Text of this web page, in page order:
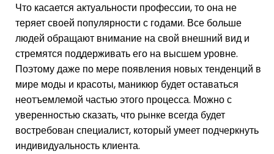
Что касается актуальности профессии, то она не
теряет своей популярности с годами. Все больше
людей обращают внимание на свой внешний вид и
стремятся поддерживать его на высшем уровне.
Поэтому даже по мере появления новых тенденций в
мире моды и красоты, маникюр будет оставаться
неотъемлемой частью этого процесса. Можно с
уверенностью сказать, что рынке всегда будет
востребован специалист, который умеет подчеркнуть
индивидуальность клиента.